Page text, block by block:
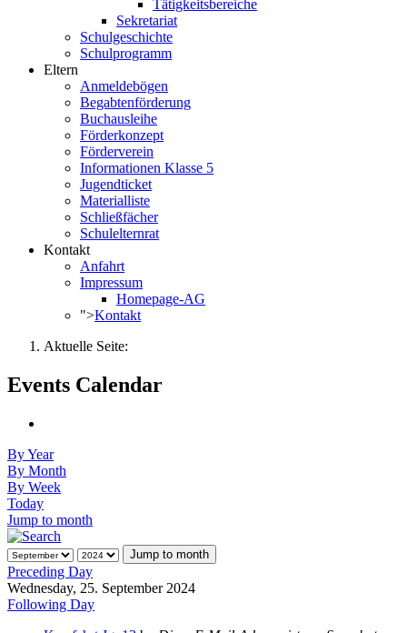
Tätigkeitsbereiche
Sekretariat
Schulgeschichte
Schulprogramm
Eltern
Anmeldebögen
Begabtenförderung
Buchausleihe
Förderkonzept
Förderverein
Informationen Klasse 5
Jugendticket
Materialliste
Schließfächer
Schulelternrat
Kontakt
Anfahrt
Impressum
Homepage-AG
">Kontakt
Aktuelle Seite:
Events Calendar
By Year
By Month
By Week
Today
Jump to month
Jump to month
Preceding Day
Wednesday, 25. September 2024
Following Day